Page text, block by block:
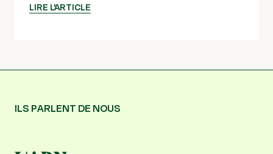
LIRE L'ARTICLE
ILS PARLENT DE NOUS